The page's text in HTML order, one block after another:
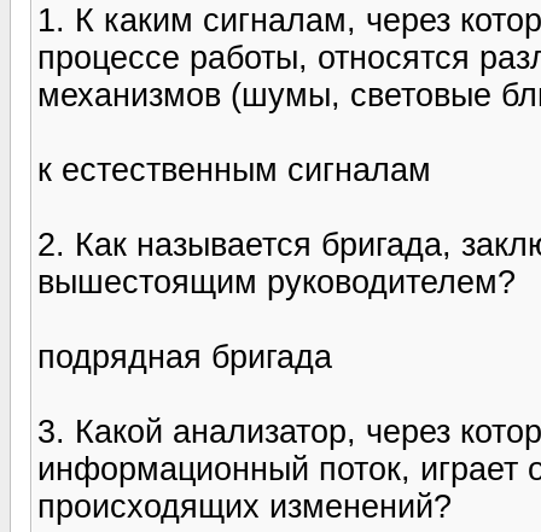
1. К каким сигналам, через
процессе работы, относятся
механизмов (шумы, световые
к естественным сигналам
2. Как называется бригада,
вышестоящим руководителем?
подрядная бригада
3. Какой анализатор, через
информационный поток, играет
происходящих изменений?